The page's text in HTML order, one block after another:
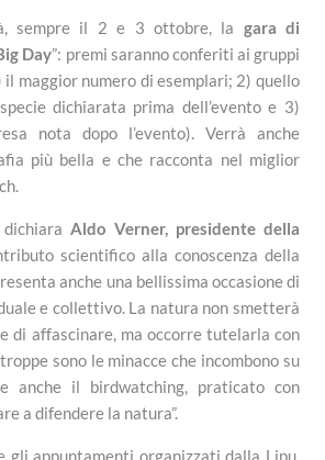
sempre il 2 e 3 ottobre, la gara di
Day”: premi saranno conferiti ai gruppi
maggior numero di esemplari; 2) quello
dichiarata prima dell’evento e 3)
nota dopo l’evento). Verrà anche
più bella e che racconta nel miglior
dichiara Aldo Verner, presidente della
scientifico alla conoscenza della
anche una bellissima occasione di
e collettivo. La natura non smetterà
di affascinare, ma occorre tutelarla con
sono le minacce che incombono su
anche il birdwatching, praticato con
a difendere la natura”.
gli appuntamenti organizzati dalla Lipu,